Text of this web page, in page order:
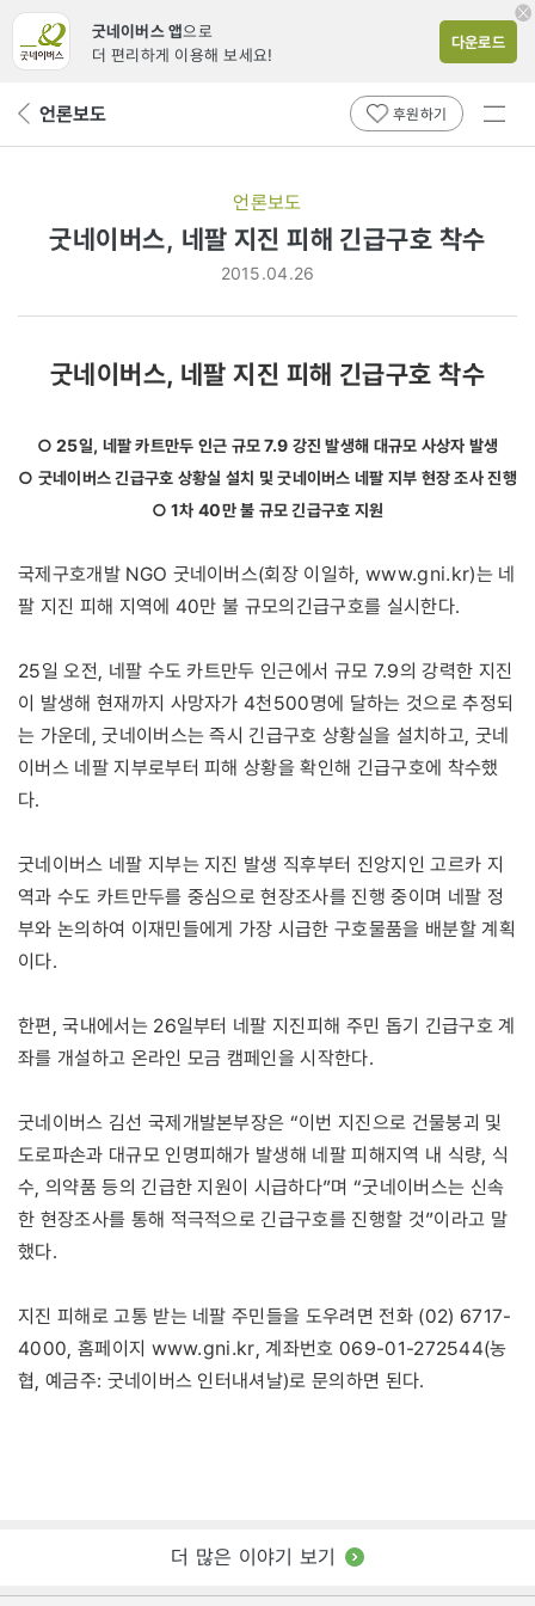
굿네이버스 앱으로
더 편리하게 이용해 보세요!
다운로드
뒤 언론보도 후원하기
전체
언론보도
굿네이버스, 네팔 지진 피해 긴급구호 착수
2015.04.26
굿네이버스, 네팔 지진 피해 긴급구호 착수
○ 25일, 네팔 카트만두 인근 규모 7.9 강진 발생해 대규모 사상자 발생
○ 굿네이버스 긴급구호 상황실 설치 및 굿네이버스 네팔 지부 현장 조사 진행
○ 1차 40만 불 규모 긴급구호 지원
국제구호개발 NGO 굿네이버스(회장 이일하, www.gni.kr)는 네
팔 지진 피해 지역에 40만 불 규모의긴급구호를 실시한다.
25일 오전, 네팔 수도 카트만두 인근에서 규모 7.9의 강력한 지진
이 발생해 현재까지 사망자가 4천500명에 달하는 것으로 추정되
는 가운데, 굿네이버스는 즉시 긴급구호 상황실을 설치하고, 굿네
이버스 네팔 지부로부터 피해 상황을 확인해 긴급구호에 착수했
다.
굿네이버스 네팔 지부는 지진 발생 직후부터 진앙지인 고르카 지
역과 수도 카트만두를 중심으로 현장조사를 진행 중이며 네팔 정
부와 논의하여 이재민들에게 가장 시급한 구호물품을 배분할 계획
이다.
한편, 국내에서는 26일부터 네팔 지진피해 주민 돕기 긴급구호 계
좌를 개설하고 온라인 모금 캠페인을 시작한다.
굿네이버스 김선 국제개발본부장은 “이번 지진으로 건물붕괴 및
도로파손과 대규모 인명피해가 발생해 네팔 피해지역 내 식량, 식
수, 의약품 등의 긴급한 지원이 시급하다”며 “굿네이버스는 신속
한 현장조사를 통해 적극적으로 긴급구호를 진행할 것”이라고 말
했다.
지진 피해로 고통 받는 네팔 주민들을 도우려면 전화 (02) 6717-
4000, 홈페이지 www.gni.kr , 계좌번호 069-01-272544(농
협, 예금주: 굿네이버스 인터내셔날)로 문의하면 된다.
더 많은 이야기 보기